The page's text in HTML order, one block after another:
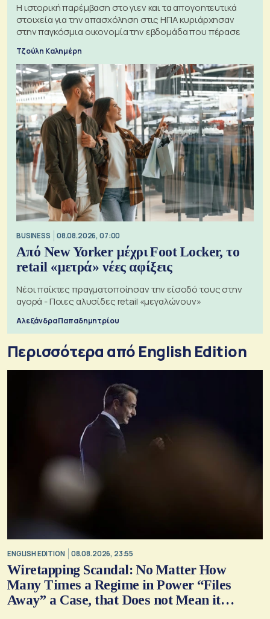
Η ιστορική παρέμβαση στο γιεν και τα απογοητευτικά
στοιχεία για την απασχόληση στις ΗΠΑ κυριάρχησαν
στην παγκόσμια οικονομία την εβδομάδα που πέρασε
Τζούλη Καλημέρη
BUSINESS 08.08.2026, 07:00
Από New Yorker μέχρι Foot Locker, το
retail «μετρά» νέες αφίξεις
Νέοι παίκτες πραγματοποίησαν την είσοδό τους στην
αγορά - Ποιες αλυσίδες retail «μεγαλώνουν»
Αλεξάνδρα Παπαδημητρίου
Περισσότερα από English Edition
ENGLISH EDITION 08.08.2026, 23:55
Wiretapping Scandal: No Matter How
Many Times a Regime in Power “Files
Away” a Case, that Does not Mean it